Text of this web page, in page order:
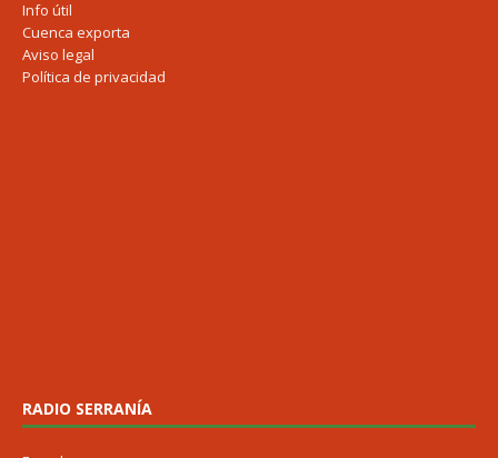
Info útil
Cuenca exporta
Aviso legal
Política de privacidad
RADIO SERRANÍA